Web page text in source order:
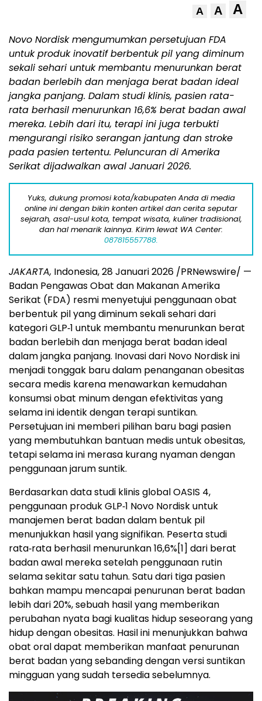
A A A
Novo Nordisk mengumumkan persetujuan FDA
untuk produk inovatif berbentuk pil yang diminum
sekali sehari untuk membantu menurunkan berat
badan berlebih dan menjaga berat badan ideal
jangka panjang. Dalam studi klinis, pasien rata-
rata berhasil menurunkan 16,6% berat badan awal
mereka. Lebih dari itu, terapi ini juga terbukti
mengurangi risiko serangan jantung dan stroke
pada pasien tertentu. Peluncuran di Amerika
Serikat dijadwalkan awal Januari 2026.
Yuks, dukung promosi kota/kabupaten Anda di media
online ini dengan bikin konten artikel dan cerita seputar
sejarah, asal-usul kota, tempat wisata, kuliner tradisional,
dan hal menarik lainnya. Kirim lewat WA Center:
087815557788.
JAKARTA, Indonesia, 28 Januari 2026 /PRNewswire/ —
Badan Pengawas Obat dan Makanan Amerika
Serikat (FDA) resmi menyetujui penggunaan obat
berbentuk pil yang diminum sekali sehari dari
kategori GLP‑1 untuk membantu menurunkan berat
badan berlebih dan menjaga berat badan ideal
dalam jangka panjang. Inovasi dari Novo Nordisk ini
menjadi tonggak baru dalam penanganan obesitas
secara medis karena menawarkan kemudahan
konsumsi obat minum dengan efektivitas yang
selama ini identik dengan terapi suntikan.
Persetujuan ini memberi pilihan baru bagi pasien
yang membutuhkan bantuan medis untuk obesitas,
tetapi selama ini merasa kurang nyaman dengan
penggunaan jarum suntik.
Berdasarkan data studi klinis global OASIS 4,
penggunaan produk GLP‑1 Novo Nordisk untuk
manajemen berat badan dalam bentuk pil
menunjukkan hasil yang signifikan. Peserta studi
rata‑rata berhasil menurunkan 16,6%[1] dari berat
badan awal mereka setelah penggunaan rutin
selama sekitar satu tahun. Satu dari tiga pasien
bahkan mampu mencapai penurunan berat badan
lebih dari 20%, sebuah hasil yang memberikan
perubahan nyata bagi kualitas hidup seseorang yang
hidup dengan obesitas. Hasil ini menunjukkan bahwa
obat oral dapat memberikan manfaat penurunan
berat badan yang sebanding dengan versi suntikan
mingguan yang sudah tersedia sebelumnya.